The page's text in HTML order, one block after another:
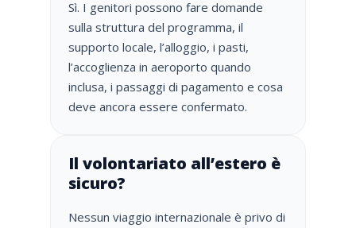
Sì. I genitori possono fare domande
sulla struttura del programma, il
supporto locale, l’alloggio, i pasti,
l’accoglienza in aeroporto quando
inclusa, i passaggi di pagamento e cosa
deve ancora essere confermato.
Il volontariato all’estero è
sicuro?
Nessun viaggio internazionale è privo di